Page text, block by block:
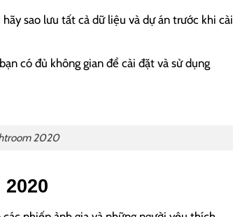
sao lưu tất cả dữ liệu và dự án trước khi cài
có đủ không gian để cài đặt và sử dụng
2020